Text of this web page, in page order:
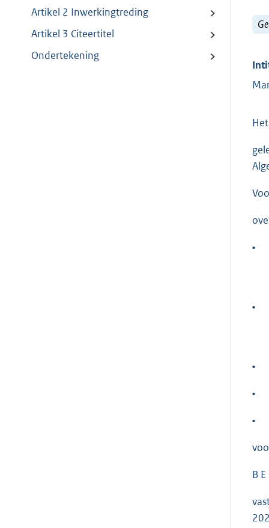
Artikel 2 Inwerkingtreding
Artikel 3 Citeertitel
Ondertekening
•
•
•
•
•
B